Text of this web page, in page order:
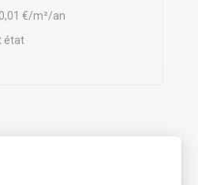
€/m²/an
état